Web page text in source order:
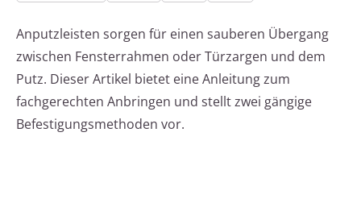
Anputzleisten sorgen für einen sauberen Übergang
zwischen Fensterrahmen oder Türzargen und dem
Putz. Dieser Artikel bietet eine Anleitung zum
fachgerechten Anbringen und stellt zwei gängige
Befestigungsmethoden vor.